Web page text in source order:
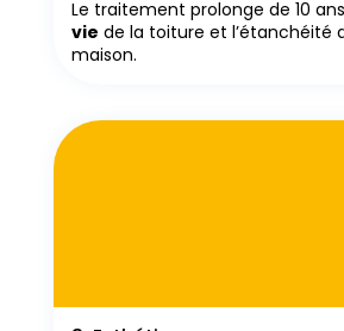
Le traitement prolonge de 10
vie de la toiture et l’étanchéité
maison.